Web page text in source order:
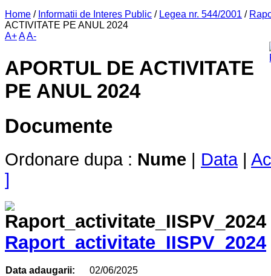
Home / Informatii de Interes Public / Legea nr. 544/2001 /
ACTIVITATE PE ANUL 2024
A+AA-
APORTUL DE ACTIVITATE
PE ANUL 2024
Documente
Ordonare dupa : Nume | Data|
]
Raport_activitate_IISPV_2024
Data adaugarii:
02/06/2025